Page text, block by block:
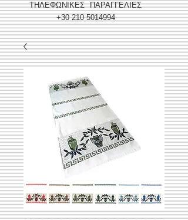
ΤΗΛΕΦΩΝΙΚΕΣ ΠΑΡΑΓΓΕΛΙΕΣ
+30 210 5014994